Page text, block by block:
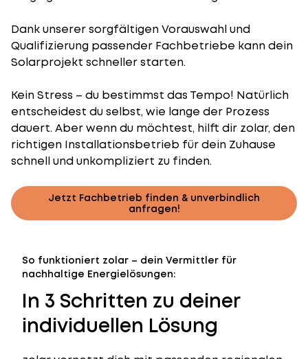
Dank unserer sorgfältigen Vorauswahl und
Qualifizierung passender Fachbetriebe kann dein
Solarprojekt schneller starten.
Kein Stress – du bestimmst das Tempo! Natürlich
entscheidest du selbst, wie lange der Prozess
dauert. Aber wenn du möchtest, hilft dir zolar, den
richtigen Installationsbetrieb für dein Zuhause
schnell und unkompliziert zu finden.
Jetzt Fachbetrieb finden & unverbindlich
anfragen!
So funktioniert zolar – dein Vermittler für
nachhaltige Energielösungen:
In 3 Schritten zu deiner
individuellen Lösung